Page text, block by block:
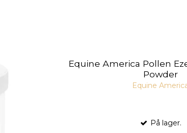
Equine America Pollen
Powder
Equine
På lager.